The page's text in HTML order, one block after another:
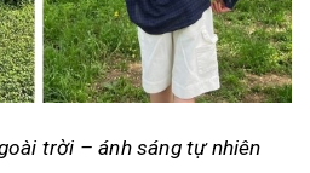
trời – ánh sáng tự nhiên